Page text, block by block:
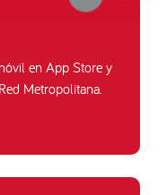
en App Store y
Metropolitana.